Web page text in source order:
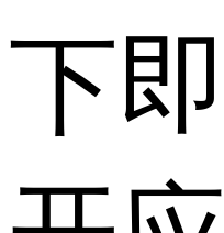
下